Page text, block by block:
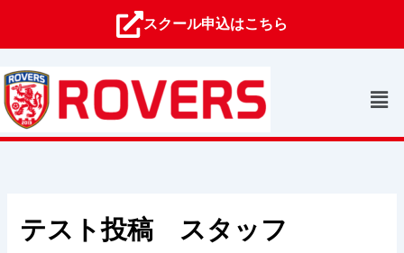
を
ス
ッ
プ
スクール申込はこちら
メ
ニ
ュ
テスト投稿 スタッフ